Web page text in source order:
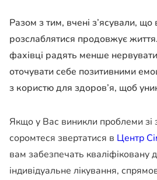
Разом з тим, вчені з’ясували, що
розслаблятися продовжує
фахівці радять менше
оточувати себе позитивними
з користю для здоров’я, щоб
Якщо у Вас виникли проблеми зі
соромтеся звертатися в Центр
вам забезпечать кваліфіковану
індивідуальне лікування,